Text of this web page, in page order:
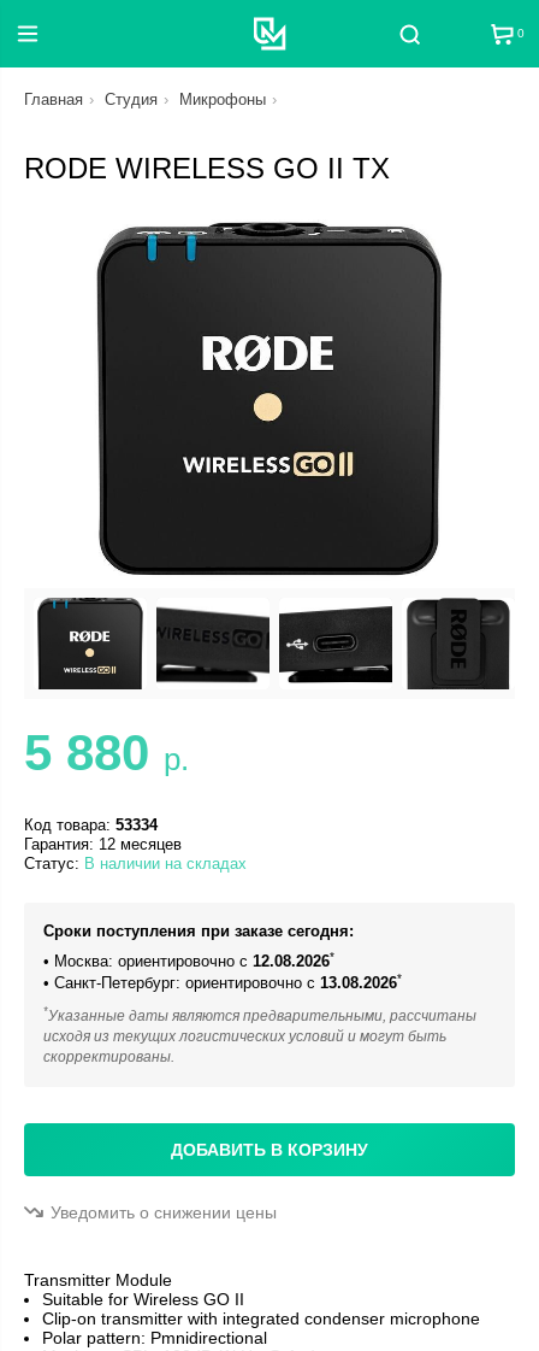
Поиск 0
Главная Студия Микрофоны
RODE WIRELESS GO II TX
5 880 р.
Код товара: 53334
Гарантия: 12 месяцев
Статус: В наличии на складах
Сроки поступления при заказе сегодня:
• Москва: ориентировочно с 12.08.2026*
• Санкт-Петербург: ориентировочно с 13.08.2026*
*Указанные даты являются предварительными, рассчитаны
исходя из текущих логистических условий и могут быть
скорректированы.
ДОБАВИТЬ В КОРЗИНУ
Уведомить о снижении цены
Transmitter Module
Suitable for Wireless GO II
Clip-on transmitter with integrated condenser microphone
Polar pattern: Pmnidirectional